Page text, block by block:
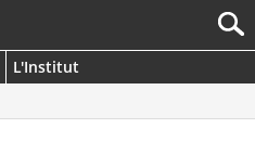
L'Institut